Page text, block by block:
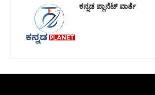
ಕನ್ನಡ ಪ್ಲಾನೆಟ್ ವಾರ್ತೆ